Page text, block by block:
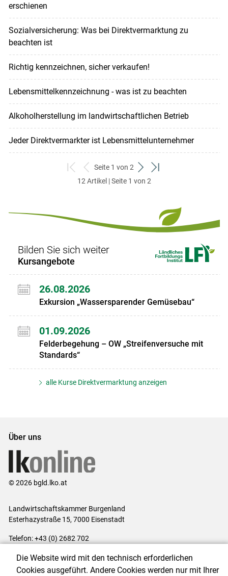
erschienen
Sozialversicherung: Was bei Direktvermarktung zu
beachten ist
Richtig kennzeichnen, sicher verkaufen!
Lebensmittelkennzeichnung - was ist zu beachten
Alkoholherstellung im landwirtschaftlichen Betrieb
Jeder Direktvermarkter ist Lebensmittelunternehmer
zum
ersten
zurück
zum
Seite 1 von 2
weiter
zum
zum
12 Artikel | Seite 1 von 2
Bilden Sie sich weiter
Kursangebote
26.08.2026
Exkursion „Wassersparender Gemüsebau“
01.09.2026
Felderbegehung – OW „Streifenversuche mit
Standards“
alle Kurse Direktvermarktung anzeigen
Über uns
© 2026 bgld.lko.at
Landwirtschaftskammer Burgenland
Esterhazystraße 15, 7000 Eisenstadt
Telefon: +43 (0) 2682 702
Impressum|Kontakt|Datenschutzerklärung|Barrierefreiheit|
Die Website wird mit den technisch erforderlichen
Cookies ausgeführt. Andere Cookies werden nur mit Ihrer